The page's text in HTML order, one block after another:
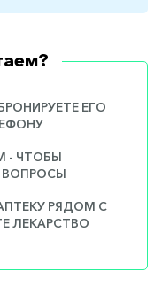
ЕГО
- ЧТОБЫ
ВОПРОСЫ
РЯДОМ С
ЛЕКАРСТВО